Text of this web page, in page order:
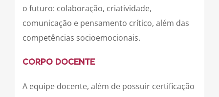
o futuro: colaboração, criatividade,
comunicação e pensamento crítico, além das
competências socioemocionais.
CORPO DOCENTE
A equipe docente, além de possuir certificação